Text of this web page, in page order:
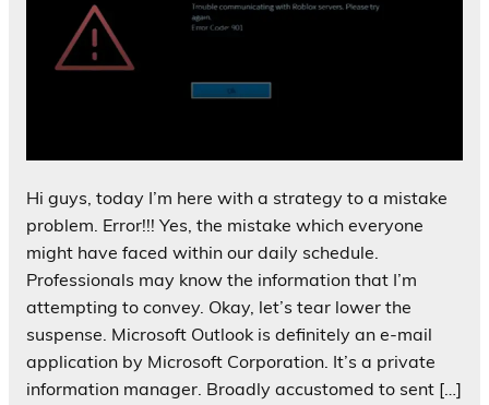
Hi guys, today I’m here with a strategy to a mistake
problem. Error!!! Yes, the mistake which everyone
might have faced within our daily schedule.
Professionals may know the information that I’m
attempting to convey. Okay, let’s tear lower the
suspense. Microsoft Outlook is definitely an e-mail
application by Microsoft Corporation. It’s a private
information manager. Broadly accustomed to sent […]